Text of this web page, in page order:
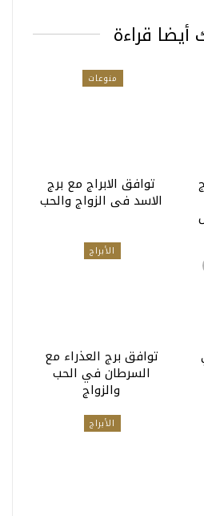
أيضا قراءة
منوعات
توافق الابراج مع برج
الاسد فى الزواج والحب
الأبراج
توافق برج العذراء مع
السرطان في الحب
والزواج
الأبراج